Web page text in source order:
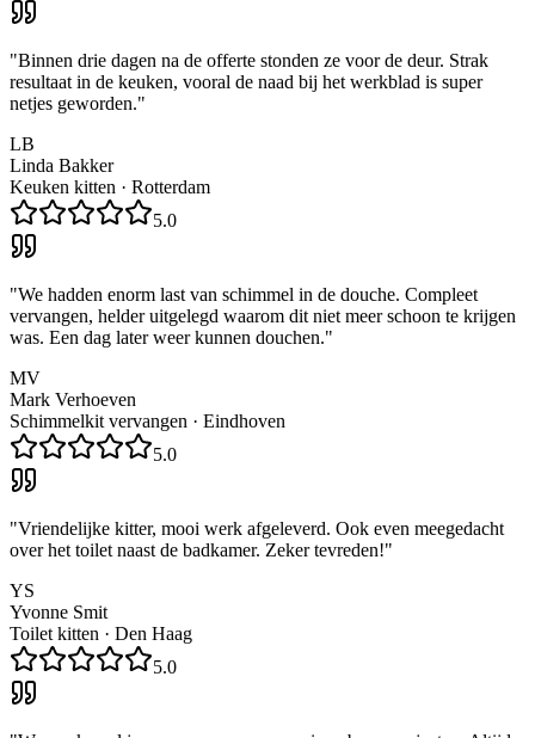
"Binnen drie dagen na de offerte stonden ze voor de deur. Strak
resultaat in de keuken, vooral de naad bij het werkblad is super
netjes geworden."
LB
Linda Bakker
Keuken kitten · Rotterdam
5.0
"We hadden enorm last van schimmel in de douche. Compleet
vervangen, helder uitgelegd waarom dit niet meer schoon te krijgen
was. Een dag later weer kunnen douchen."
MV
Mark Verhoeven
Schimmelkit vervangen · Eindhoven
5.0
"Vriendelijke kitter, mooi werk afgeleverd. Ook even meegedacht
over het toilet naast de badkamer. Zeker tevreden!"
YS
Yvonne Smit
Toilet kitten · Den Haag
5.0